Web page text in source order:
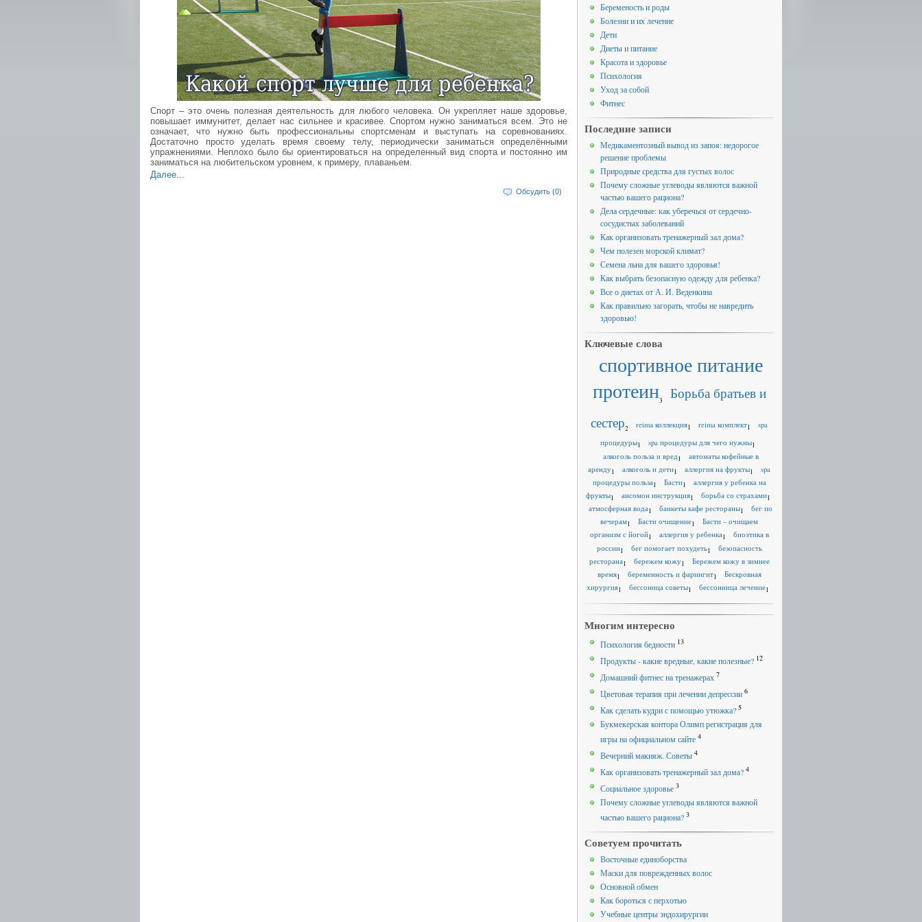
Спорт – это очень полезная деятельность для любого человека. Он укрепляет наше здоровье,
повышает иммунитет, делает нас сильнее и красивее. Спортом нужно заниматься всем. Это не
означает, что нужно быть профессиональны спортсменам и выступать на соревнованиях.
Достаточно просто уделать время своему телу, периодически заниматься определёнными
упражнениями. Неплохо было бы ориентироваться на определенный вид спорта и постоянно им
заниматься на любительском уровнем, к примеру, плаваньем.
Далее...
Обсудить (0)
Беременость и роды
Болезни и их лечение
Дети
Диеты и питание
Красота и здоровье
Психология
Уход за собой
Фитнес
Последние записи
Медикаментозный вывод из запоя: недорогое
решение проблемы
Природные средства для густых волос
Почему сложные углеводы являются важной
частью вашего рациона?
Дела сердечные: как уберечься от сердечно-
сосудистых заболеваний
Как организовать тренажерный зал дома?
Чем полезен морской климат?
Семена льна для вашего здоровья!
Как выбрать безопасную одежду для ребенка?
Все о диетах от А. И. Веденкина
Как правильно загорать, чтобы не навредить
здоровью!
Ключевые слова
спортивное питание
протеин3
Борьба братьев и
сестер2 reima коллекция1 reima комплект1
spa
процедуры1 spa процедуры для чего нужны1
алкоголь польза и вред1
автоматы кофейные в
аренду1 алкоголь и дети1 аллергия на фрукты1
spa
процедуры польза1 Басти1
аллергия у ребенка на
фрукты1 ансомон инструкция1 борьба со страхами1
атмосферная вода1 банкеты кафе рестораны1
бег по
вечерам1 Басти очищение1
Басти – очищаем
организм с йогой1 аллергия у ребенка1
биоэтика в
россии1 бег помогает похудеть1
безопасность
ресторана1 бережем кожу1
Бережем кожу в зимнее
время1 беременность и фарингит1
Бескровная
хирургия1 бессоница советы1 бессонница лечение1
Многим интересно
Психология бедности 13
Продукты - какие вредные, какие полезные? 12
Домашний фитнес на тренажерах 7
Цветовая терапия при лечении депрессии 6
Как сделать кудри с помощью утюжка? 5
Букмекерская контора Олимп регистрация для
игры на официальном сайте 4
Вечерний макияж. Советы 4
Как организовать тренажерный зал дома? 4
Социальное здоровье 3
Почему сложные углеводы являются важной
частью вашего рациона? 3
Советуем прочитать
Восточные единоборства
Маски для поврежденных волос
Основной обмен
Как бороться с перхотью
Учебные центры эндохирургии